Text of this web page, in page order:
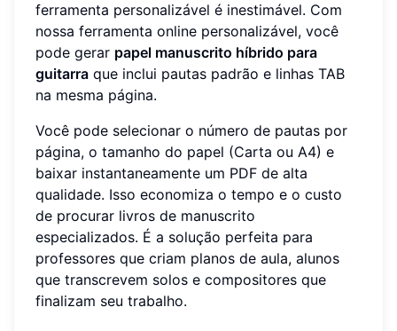
ferramenta personalizável é inestimável. Com
nossa ferramenta online personalizável, você
pode gerar papel manuscrito híbrido para
guitarra que inclui pautas padrão e linhas TAB
na mesma página.
Você pode selecionar o número de pautas por
página, o tamanho do papel (Carta ou A4) e
baixar instantaneamente um PDF de alta
qualidade. Isso economiza o tempo e o custo
de procurar livros de manuscrito
especializados. É a solução perfeita para
professores que criam planos de aula, alunos
que transcrevem solos e compositores que
finalizam seu trabalho.